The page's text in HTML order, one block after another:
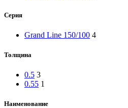
Серия
Grand Line 150/100 4
Толщина
0.5 3
0.55 1
Наименование